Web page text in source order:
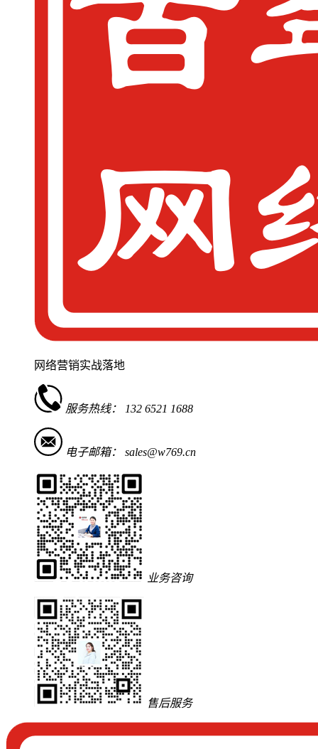
网络营销实战落地
服务热线： 132 6521 1688
电子邮箱： sales@w769.cn
业务咨询
售后服务